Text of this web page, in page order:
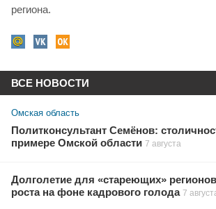
региона.
ВСЕ НОВОСТИ
Омская область
Политконсультант Семёнов:
примере Омской области 7 августа
Долголетие для «стареющих»
роста на фоне кадрового голода 7